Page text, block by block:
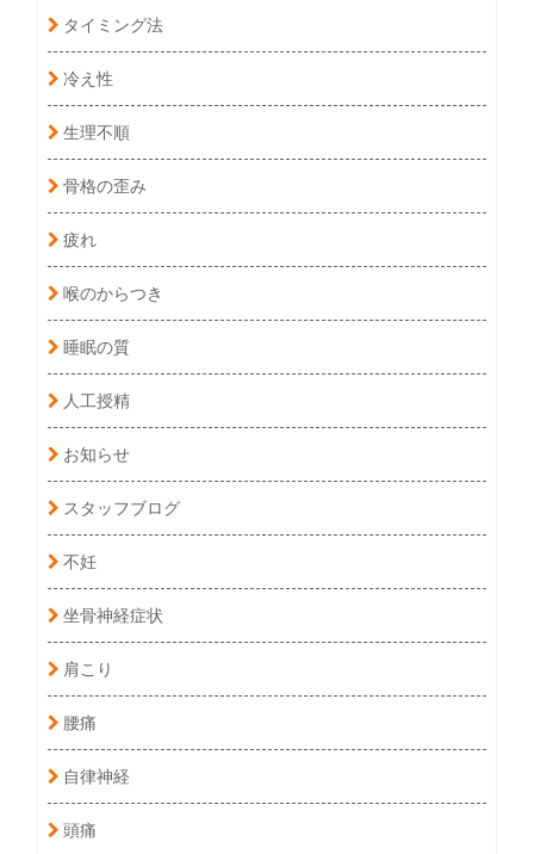
タイミング法
冷え性
生理不順
骨格の歪み
疲れ
喉のからつき
睡眠の質
人工授精
お知らせ
スタッフブログ
不妊
坐骨神経症状
肩こり
腰痛
自律神経
頭痛